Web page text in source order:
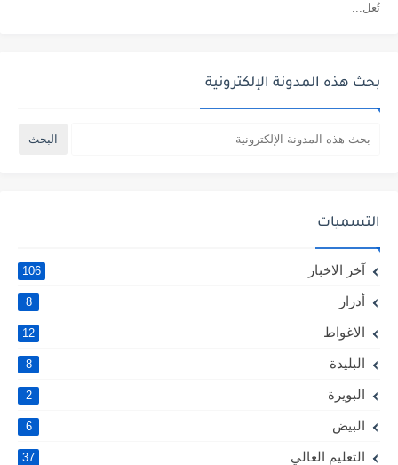
تُعل...
بحث هذه المدونة الإلكترونية
التسميات
آخر الاخبار 106
أدرار 8
الاغواط 12
البليدة 8
البويرة 2
البيض 6
التعليم العالي 37